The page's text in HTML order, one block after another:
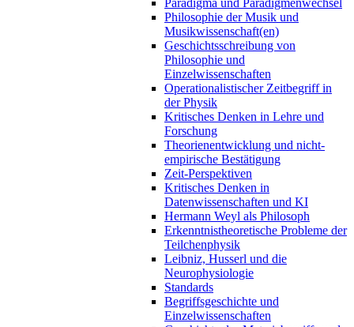
Philosophie der Musik und
Musikwissenschaft(en)
Geschichtsschreibung von
Philosophie und
Einzelwissenschaften
Operationalistischer Zeitbegriff in
der Physik
Kritisches Denken in Lehre und
Forschung
Theorienentwicklung und nicht-
empirische Bestätigung
Zeit-Perspektiven
Kritisches Denken in
Datenwissenschaften und KI
Hermann Weyl als Philosoph
Erkenntnistheoretische Probleme der
Teilchenphysik
Leibniz, Husserl und die
Neurophysiologie
Standards
Begriffsgeschichte und
Einzelwissenschaften